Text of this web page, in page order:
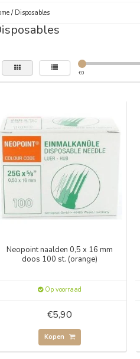
/ Disposables
€0
Neopoint naalden 0,5 x 16 mm
doos 100 st. (orange)
Op voorraad
€5,90
Kopen